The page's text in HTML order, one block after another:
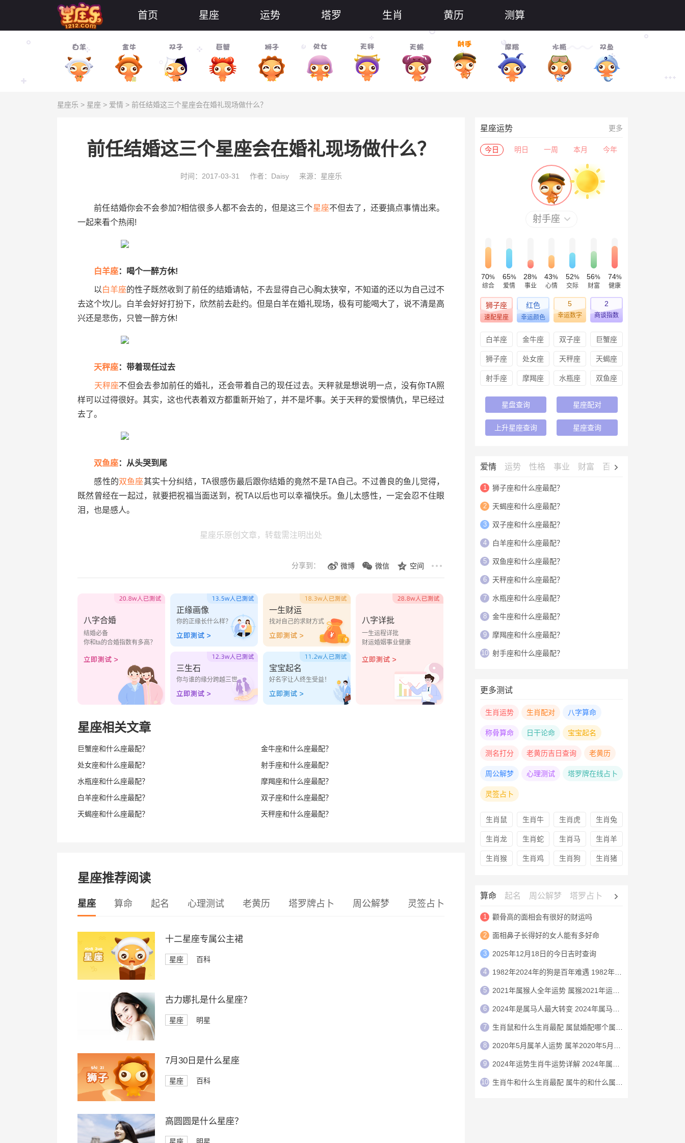
首页 星座 运势 塔罗 生肖 黄历 测算
星座乐 > 星座 > 爱情 > 前任结婚这三个星座会在婚礼现场做什么？
前任结婚这三个星座会在婚礼现场做什么？
时间：2017-03-31 作者：Daisy 来源：星座乐
前任结婚你会不会参加?相信很多人都不会去的，但是这三个星座不但去了，还要搞点事情出来。
一起来看个热闹!
白羊座：喝个一醉方休!
以 白羊座的性子既然收到了前任的结婚请帖，不去显得自己心胸太狭窄，不知道的还以为自己过不
去这个坎儿。白羊会好好打扮下，欣然前去赴约。但是白羊在婚礼现场，极有可能喝大了，说不清是高
兴还是悲伤，只管一醉方休!
天秤座：带着现任过去
天秤座不但会去参加前任的婚礼，还会带着自己的现任过去。天秤就是想说明一点，没有你TA照
样可以过得很好。其实，这也代表着双方都重新开始了，并不是坏事。关于天秤的爱恨情仇，早已经过
去了。
双鱼座：从头哭到尾
感性的双鱼座其实十分纠结，TA很感伤最后跟你结婚的竟然不是TA自己。不过善良的鱼儿觉得，
既然曾经在一起过，就要把祝福当面送到，祝TA以后也可以幸福快乐。鱼儿太感性，一定会忍不住眼
泪，也是感人。
星座乐原创文章，转载需注明出处
分享到： 微博 微信 空间
八字合婚
结婚必备
你和ta的合婚指数有多高？
正缘画像
你的正缘长什么样？
一生财运
找对自己的求财方式
三生石
你与谁的缘分跨越三世
宝宝起名
好名字让人终生受益！
八字详批
一生运程详批
财运婚姻事业健康
星座相关文章
巨蟹座和什么座最配？
金牛座和什么座最配？
处女座和什么座最配？
射手座和什么座最配？
水瓶座和什么座最配？
摩羯座和什么座最配？
白羊座和什么座最配？
双子座和什么座最配？
天蝎座和什么座最配？
天秤座和什么座最配？
星座推荐阅读
星座 算命 起名 心理测试 老黄历 塔罗牌占卜 周公解梦 灵签占卜
十二星座专属公主裙
星座 百科
古力娜扎是什么星座？
星座 明星
7月30日是什么星座
星座 百科
高圆圆是什么星座？
星座运势 更多
今日 明日 一周 本月 今年
射手座
70%
综合
65%
爱情
28%
事业
43%
心情
52%
交际
56%
财富
74%
健康
狮子座
速配星座
红色
幸运颜色
5
幸运数字
2
商谈指数
白羊座 金牛座 双子座 巨蟹座
狮子座 处女座 天秤座 天蝎座
射手座 摩羯座 水瓶座 双鱼座
星盘查询 星座配对
上升星座查询 星座查询
爱情 运势 性格 事业 财富 百科
1 狮子座和什么座最配？
2 天蝎座和什么座最配？
3 双子座和什么座最配？
4 白羊座和什么座最配？
5 双鱼座和什么座最配？
6 天秤座和什么座最配？
7 水瓶座和什么座最配？
8 金牛座和什么座最配？
9 摩羯座和什么座最配？
10 射手座和什么座最配？
更多测试
生肖运势 生肖配对 八字算命
称骨算命 日干论命 宝宝起名
测名打分 老黄历吉日查询 老黄历
周公解梦 心理测试 塔罗牌在线占卜
灵签占卜
生肖鼠 生肖牛 生肖虎 生肖兔
生肖龙 生肖蛇 生肖马 生肖羊
生肖猴 生肖鸡 生肖狗 生肖猪
算命 起名 周公解梦 塔罗占卜 心理测试
1 颧骨高的面相会有很好的财运吗
2 面相鼻子长得好的女人能有多好命
3 2025年12月18日的今日吉时查询
4 1982年2024年的狗是百年难遇 1982年的狗在2024年怎么样
5 2021年属猴人全年运势 属猴2021年运势及运程
6 2024年是属马人最大转变 2024年属马人的全年运势
7 生肖鼠和什么生肖最配 属鼠婚配哪个属相最好
8 2020年5月属羊人运势 属羊2020年5月运程
9 2024年运势生肖牛运势详解 2024年属牛人的全年运势详解
10 生肖牛和什么生肖最配 属牛的和什么属相最配